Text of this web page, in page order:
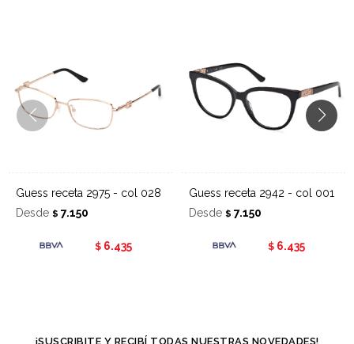
Guess receta 2975 - col 028
Desde $ 7.150
$ 6.435
Guess receta 2942 - col 001
Desde $ 7.150
$ 6.435
¡SUSCRIBITE Y RECIBÍ TODAS NUESTRAS NOVEDADES!